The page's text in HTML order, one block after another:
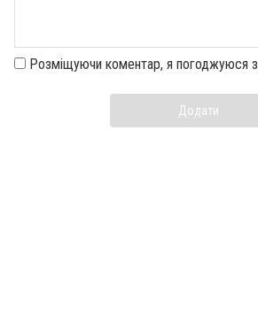
Розміщуючи коментар, я погоджуюся з
Додати